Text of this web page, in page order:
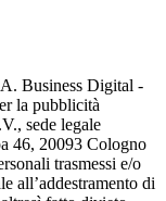
Business Digital -
la pubblicità
sede legale
46, 20093 Cologno
trasmessi e/o
all’addestramento di